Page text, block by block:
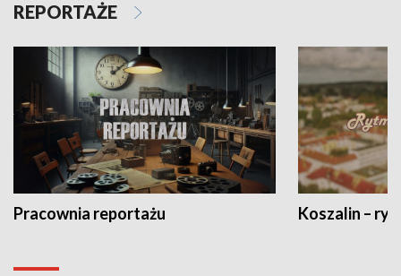
REPORTAŻE
Pracownia reportażu Koszalin –